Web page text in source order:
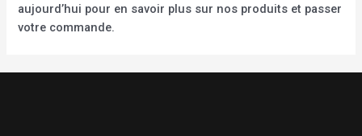
aujourd’hui pour en savoir plus sur nos produits et passer
votre commande.